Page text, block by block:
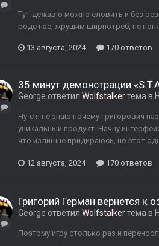
Тут дежавю можно словить и без
роде нас, жрущим ширпотреб, не
13 августа, 2024 170 ответов
35 минут демонстрации
George ответил Wolfstalkerтема в
Ну-с я не знаю почему Григорович
уникальный продукт. Начну
что излишне придираюсь, но этот
12 августа, 2024 170 ответов
Григорий Герман вернется к
George ответил Wolfstalkerтема в
Поэтому игру столько раз и